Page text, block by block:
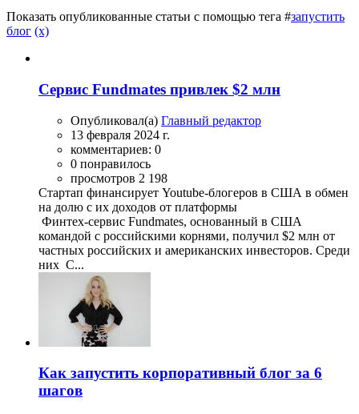
Показать опубликованные статьи с помощью тега #запустить
блог (x)
Сервис Fundmates привлек $2 млн
Опубликовал(а) Главный редактор
13 февраля 2024 г.
комментариев: 0
0 понравилось
просмотров 2 198
Стартап финансирует Youtube-блогеров в США в обмен
на долю с их доходов от платформы
Финтех-сервис Fundmates, основанный в США
командой с российскими корнями, получил $2 млн от
частных российских и американских инвесторов. Среди
них С...
Как запустить корпоративный блог за 6
шагов